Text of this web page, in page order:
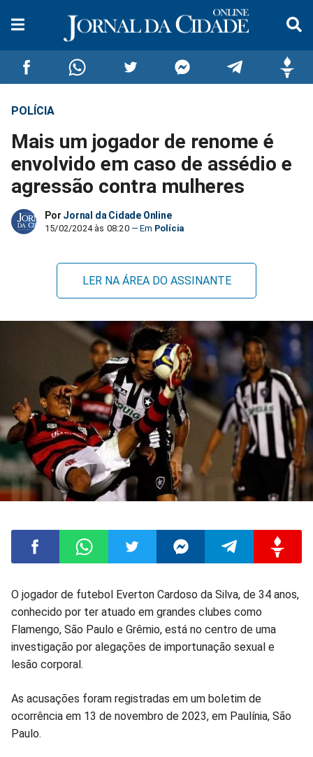
Compartilhar
no
Facebook
Compartilhar
no
Whatsapp
no
Twitter
no
Messenger
no
Telegram
POLÍCIA
Mais um jogador de renome é
envolvido em caso de assédio e
agressão contra mulheres
Por Jornal da Cidade Online
15/02/2024 às 08:20 Polícia
LER NA ÁREA DO ASSINANTE
Compartilhar
no
Facebook
Compartilhar
no
Whatsapp
Compartilhar
no
Compartilhar
no
Compartilhar
no
no
O jogador de futebol Everton Cardoso da Silva, de 34 anos,
conhecido por ter atuado em grandes clubes como
Flamengo, São Paulo e Grêmio, está no centro de uma
investigação por alegações de importunação sexual e
lesão corporal.
As acusações foram registradas em um boletim de
ocorrência em 13 de novembro de 2023, em Paulínia, São
Paulo.